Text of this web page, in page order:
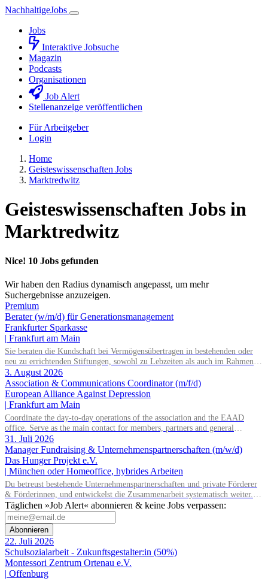
NachhaltigeJobs
Jobs
Interaktive Jobsuche
Magazin
Podcasts
Organisationen
Job Alert
Stellenanzeige veröffentlichen
Für Arbeitgeber
Login
Home
Geisteswissenschaften Jobs
Marktredwitz
Geisteswissenschaften Jobs in
Marktredwitz
Nice! 10 Jobs gefunden
Wir haben den Radius dynamisch angepasst, um mehr
Suchergebnisse anzuzeigen.
Premium
Berater (w/m/d) für Generationsmanagement
Frankfurter Sparkasse
| Frankfurt am Main
Sie beraten die Kundschaft bei Vermögensübertragen in bestehenden oder
neu zu errichtenden Stiftungen, sowohl zu Lebzeiten als auch im Rahmen
der Nachlassplanung. Sie übernehmen eigenverantwortlich alle relevanten
Aufgaben bei der Testamentsvollstreckung und Nachlassverwaltung. Sie
wirken aktiv an Werbemaßnahmen im Stiftungs- und Nachlassmanagement
mit, auch in kreativer Hinsicht.
3. August 2026
Association & Communications Coordinator (m/f/d)
European Alliance Against Depression
| Frankfurt am Main
Coordinate the day-to-day operations of the association and the EAAD
office. Serve as the main contact for members, partners and general
enquiries. Support the Board of Directors by organising meetings, preparing
documents and following up on decisions. Coordinate the association's
website, newsletters and social media. Support awareness campaigns and
communication activities. Coordinate and develop EAAD's fundraising
activities.
31. Juli 2026
Manager Fundraising & Unternehmenspartnerschaften (m/w/d)
Das Hunger Projekt e.V.
| München oder Homeoffice, hybrides Arbeiten
Du betreust bestehende Unternehmenspartnerschaften und private Förderer
& Förderinnen, und entwickelst die Zusammenarbeit systematisch weiter.
Du identifizierst neue Unternehmen und Förderer & Förderinnen und
sprichst sie aktiv an. Du planst und setzt Fundraising-Maßnahmen
eigenständig um und verfolgst deren Ergebnisse. Du arbeitest eng mit der
Landesdirektion, dem Marketing und unseren Programmkollegen
zusammen.
Täglichen »Job Alert« abonnieren & keine Jobs verpassen:
Abonnieren
22. Juli 2026
Schulsozialarbeit - Zukunftsgestalter:in (50%)
Montessori Zentrum Ortenau e.V.
| Offenburg